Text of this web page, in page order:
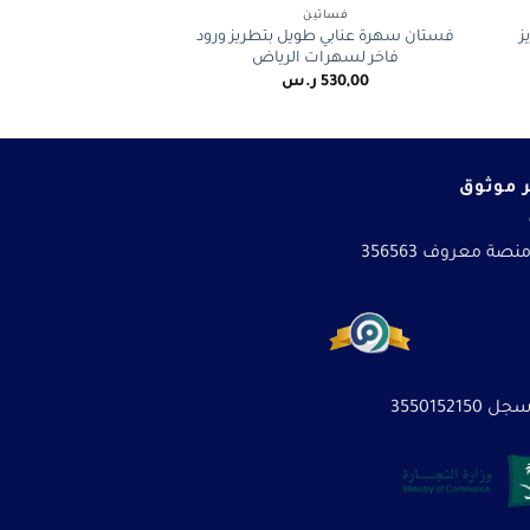
فساتين
فستان سهرة عنابي طويل بتطريز ورود
فاخر لسهرات الرياض
530,00 ر.س
موثوق
معروف 356563